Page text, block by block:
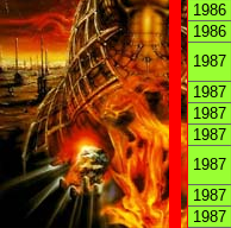
1986
1986
1987
1987
1987
1987
1987
1987
1987